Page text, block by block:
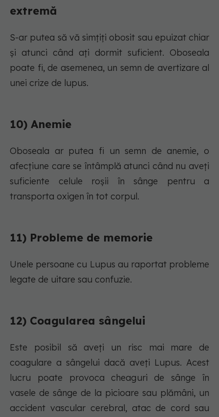
extremă
S-ar putea să vă simțiți obosit sau epuizat chiar
și atunci când ați dormit suficient. Oboseala
poate fi, de asemenea, un semn de avertizare al
unei crize de lupus.
10) Anemie
Oboseala ar putea fi un semn de anemie, o
afecțiune care se întâmplă atunci când nu aveți
suficiente celule roșii în sânge pentru a
transporta oxigen în tot corpul.
11) Probleme de memorie
Unele persoane cu Lupus au raportat probleme
legate de uitare sau confuzie.
12) Coagularea sângelui
Este posibil să aveți un risc mai mare de
coagulare a sângelui dacă aveți Lupus. Acest
lucru poate provoca cheaguri de sânge în
vasele de sânge de la picioare sau plămâni, un
accident vascular cerebral, atac de cord sau